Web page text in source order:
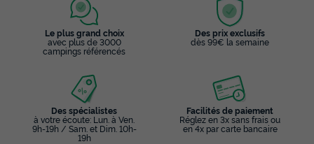
Le plus grand choix
avec plus de 3000
campings référencés
Des prix exclusifs
dès 99€ la semaine
Des spécialistes
à votre écoute: Lun. à Ven.
9h-19h / Sam. et Dim. 10h-
19h
Facilités de paiement
Réglez en 3x sans frais ou
en 4x par carte bancaire